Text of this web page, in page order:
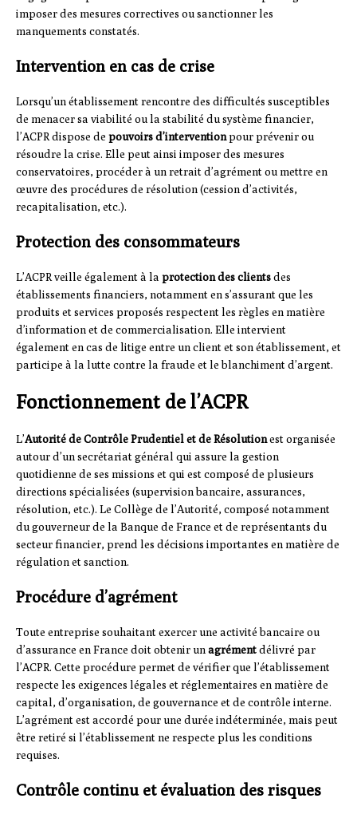
imposer des mesures correctives ou sanctionner les
manquements constatés.
Intervention en cas de crise
Lorsqu’un établissement rencontre des difficultés susceptibles
de menacer sa viabilité ou la stabilité du système financier,
l’ACPR dispose de pouvoirs d’interventionpour prévenir ou
résoudre la crise. Elle peut ainsi imposer des mesures
conservatoires, procéder à un retrait d’agrément ou mettre en
œuvre des procédures de résolution (cession d’activités,
recapitalisation, etc.).
Protection des consommateurs
L’ACPR veille également à la protection des clientsdes
établissements financiers, notamment en s’assurant que les
produits et services proposés respectent les règles en matière
d’information et de commercialisation. Elle intervient
également en cas de litige entre un client et son établissement, et
participe à la lutte contre la fraude et le blanchiment d’argent.
Fonctionnement de l’ACPR
L’Autorité de Contrôle Prudentiel et de Résolutionest organisée
autour d’un secrétariat général qui assure la gestion
quotidienne de ses missions et qui est composé de plusieurs
directions spécialisées (supervision bancaire, assurances,
résolution, etc.). Le Collège de l’Autorité, composé notamment
du gouverneur de la Banque de France et de représentants du
secteur financier, prend les décisions importantes en matière de
régulation et sanction.
Procédure d’agrément
Toute entreprise souhaitant exercer une activité bancaire ou
d’assurance en France doit obtenir unagrémentdélivré par
l’ACPR. Cette procédure permet de vérifier que l’établissement
respecte les exigences légales et réglementaires en matière de
capital, d’organisation, de gouvernance et de contrôle interne.
L’agrément est accordé pour une durée indéterminée, mais peut
être retiré si l’établissement ne respecte plus les conditions
requises.
Contrôle continu et évaluation des risques